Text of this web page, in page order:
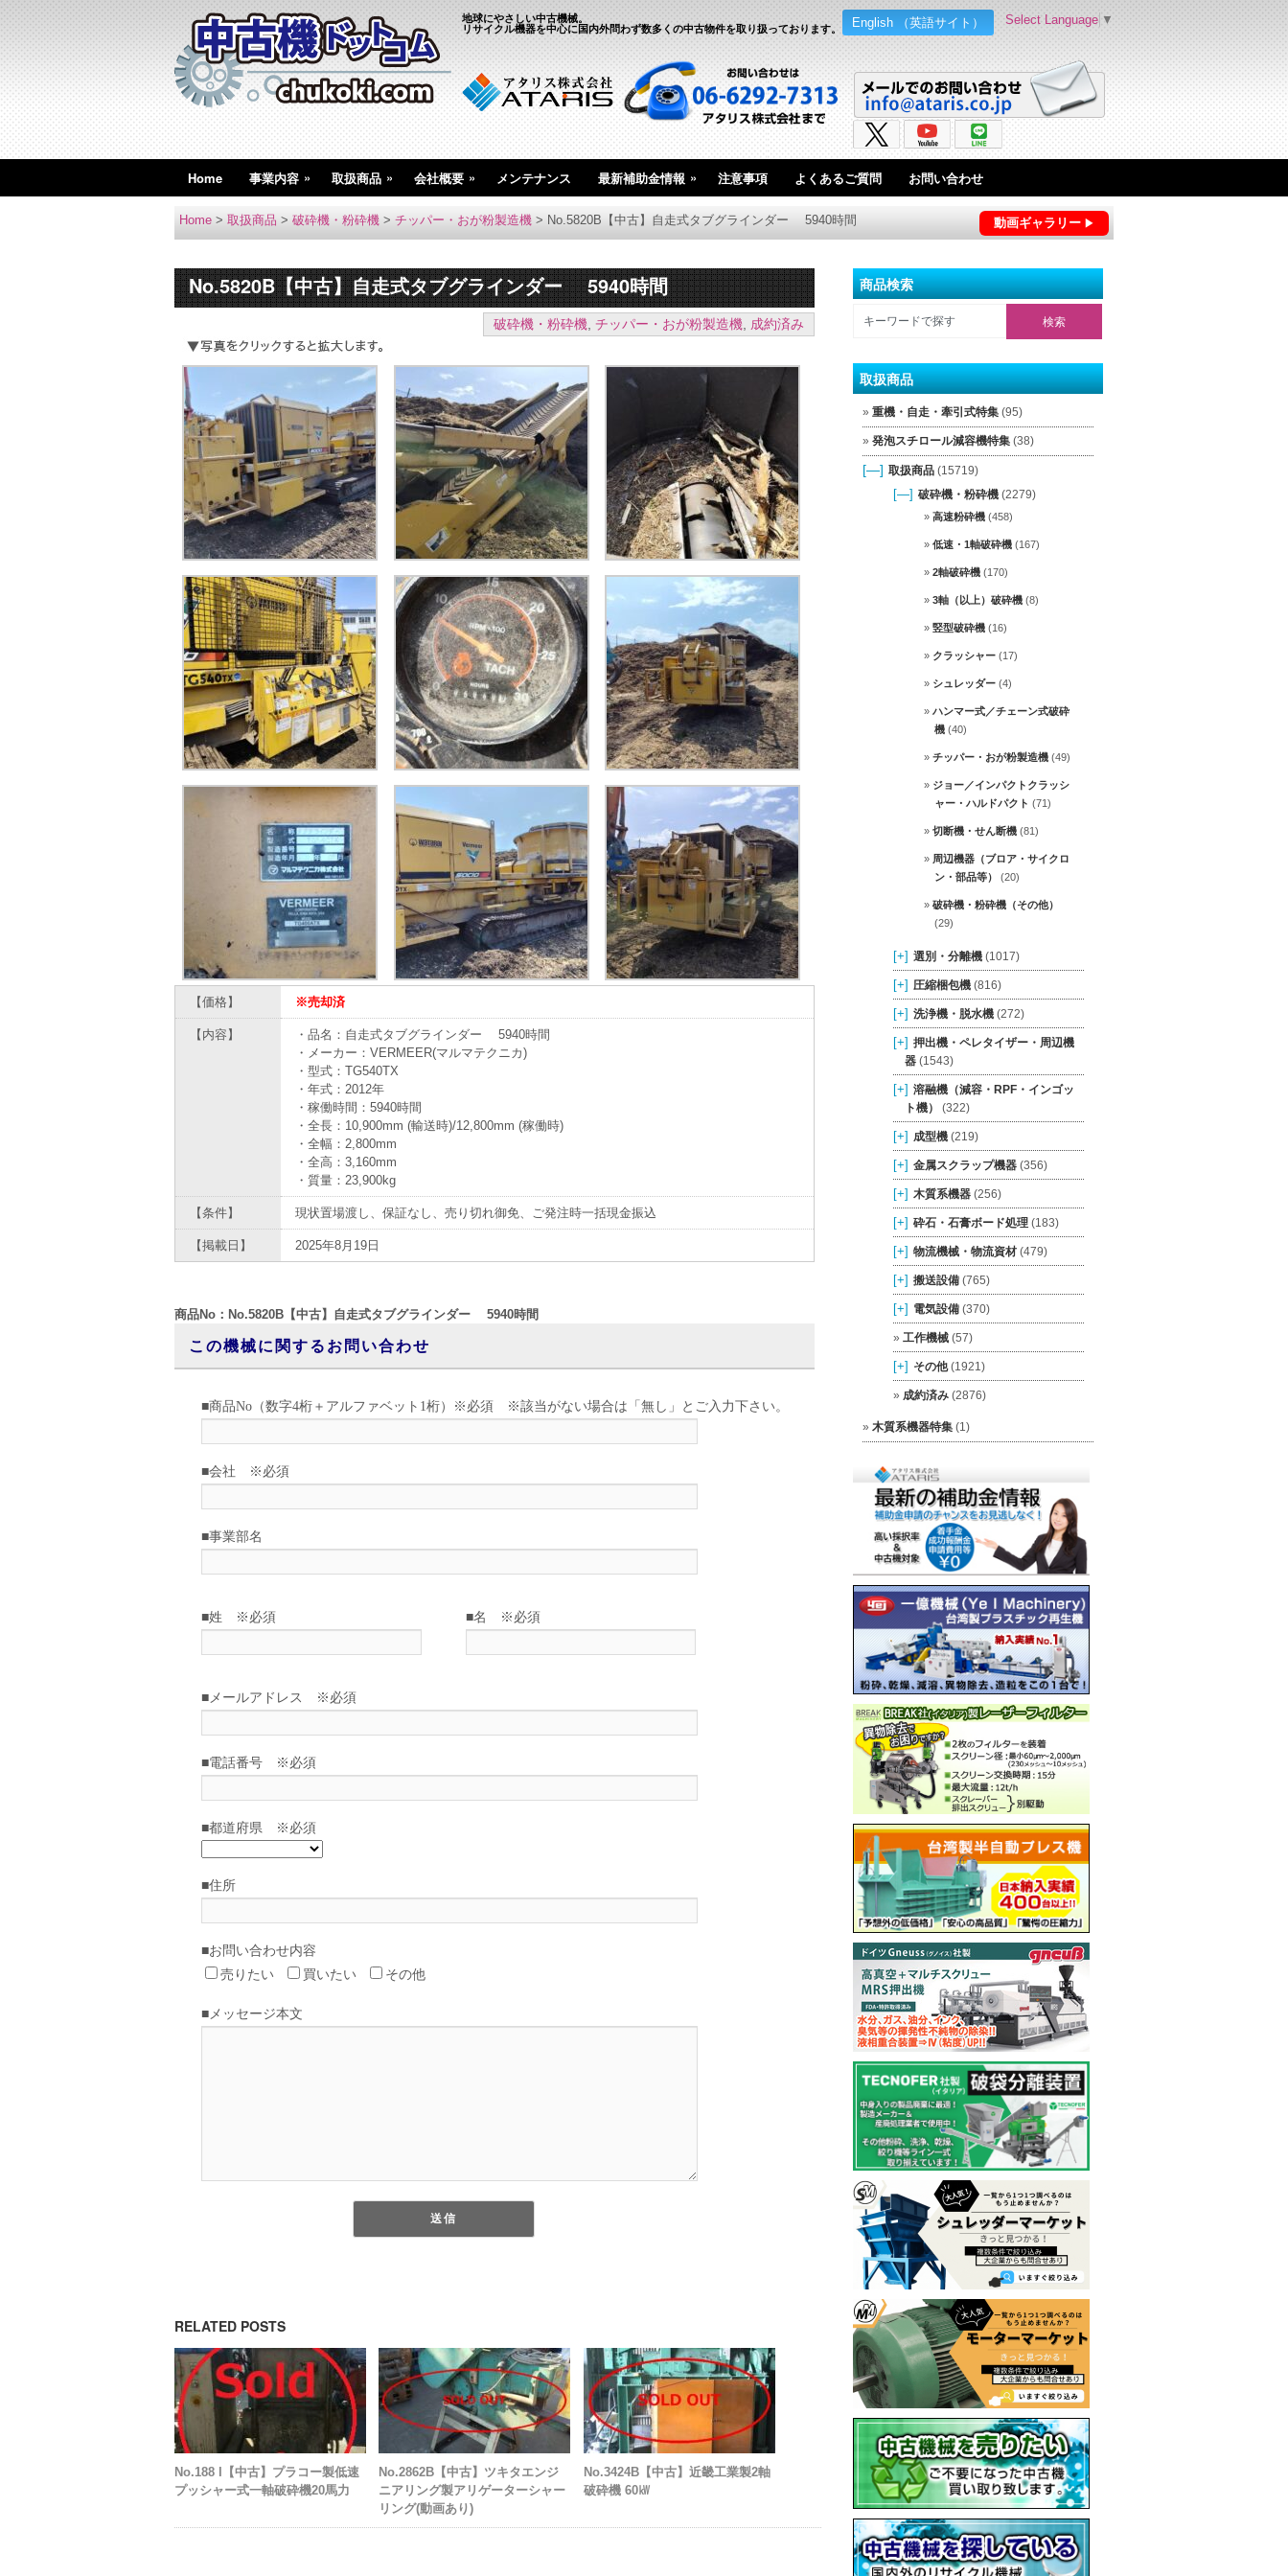
English （英語サイト）
地球にやさしい中古機械。
リサイクル機器を中心に国内外問わず数多くの中古物件を取り扱っております。
Select Language ▼
Home 事業内容 » 取扱商品 » 会社概要 » メンテナンス 最新補助金情報 » 注意事項 よくあるご質問 お問い合わせ
動画ギャラリー
Home > 取扱商品 > 破砕機・粉砕機 > チッパー・おが粉製造機 > No.5820B【中古】自走式タブグラインダー 5940時間
No.5820B【中古】自走式タブグラインダー 5940時間
破砕機・粉砕機,チッパー・おが粉製造機, 成約済み
【価格】 ※売却済
【内容】
・品名：自走式タブグラインダー 5940時間
・メーカー：VERMEER(マルマテクニカ)
・型式：TG540TX
・年式：2012年
・稼働時間：5940時間
・全長：10,900mm (輸送時)/12,800mm (稼働時)
・全幅：2,800mm
・全高：3,160mm
・質量：23,900kg
【条件】 現状置場渡し、保証なし、売り切れ御免、ご発注時一括現金振込
【掲載日】 2025年8月19日
商品No：No.5820B【中古】自走式タブグラインダー 5940時間
この機械に関するお問い合わせ
RELATED POSTS
No.188 I【中古】プラコー製低速
プッシャー式一軸破砕機20馬力
No.2862B【中古】ツキタエンジ
ニアリング製アリゲーターシャー
リング(動画あり)
No.3424B【中古】近畿工業製2軸
破砕機 60㎾
商品検索
取扱商品
重機・自走・牽引式特集(95)
発泡スチロール減容機特集(38)
[—] 取扱商品(15719)
[—] 破砕機・粉砕機(2279)
高速粉砕機(458)
低速・1軸破砕機(167)
2軸破砕機(170)
3軸（以上）破砕機(8)
竪型破砕機(16)
クラッシャー(17)
シュレッダー(4)
ハンマー式／チェーン式破砕
機(40)
チッパー・おが粉製造機(49)
ジョー／インパクトクラッシ
ャー・ハルドパクト (71)
切断機・せん断機(81)
周辺機器（ブロア・サイクロ
ン・部品等）
(20)
破砕機・粉砕機（その他）
(29)
[+] 選別・分離機(1017)
[+] 圧縮梱包機(816)
[+] 洗浄機・脱水機(272)
[+] 押出機・ペレタイザー・周辺機
器(1543)
[+] 溶融機（減容・RPF・インゴッ
ト機）
(322)
[+] 成型機(219)
[+] 金属スクラップ機器(356)
[+] 木質系機器(256)
[+] 砕石・石膏ボード処理(183)
[+] 物流機械・物流資材(479)
[+] 搬送設備(765)
[+] 電気設備(370)
工作機械(57)
[+] その他(1921)
成約済み(2876)
木質系機器特集(1)